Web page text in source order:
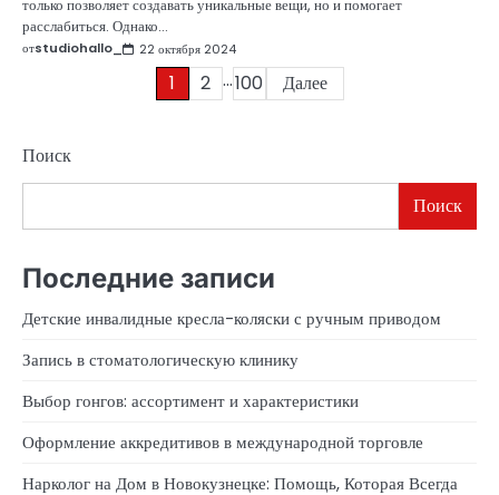
только позволяет создавать уникальные вещи, но и помогает
расслабиться. Однако…
отstudiohallo_ 22 октября 2024
1 2 …100 Далее
Поиск
Поиск
Последние записи
Детские инвалидные кресла-коляски с ручным приводом
Запись в стоматологическую клинику
Выбор гонгов: ассортимент и характеристики
Оформление аккредитивов в международной торговле
Нарколог на Дом в Новокузнецке: Помощь, Которая Всегда